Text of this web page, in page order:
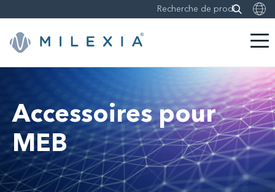
contenu
Accessoires pour
MEB